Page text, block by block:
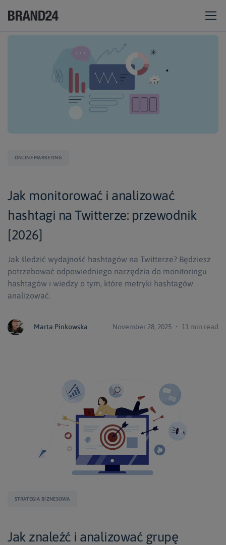
ONLINE MARKETING
Jak monitorować i analizować
hashtagi na Twitterze: przewodnik
[2026]
Jak śledzić wydajność hashtagów na Twitterze? Będziesz
potrzebować odpowiedniego narzędzia do monitoringu
hashtagów i wiedzy o tym, które metryki hashtagów
analizować.
Marta Pinkowska November 28, 2025 ・ 11 min read
STRATEGIA BIZNESOWA
Jak znaleźć i analizować grupę